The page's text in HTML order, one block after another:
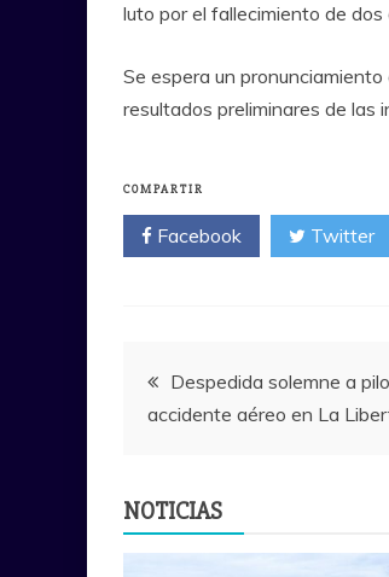
luto por el fallecimiento de dos
Se espera un
resultados preliminares de las
COMPARTIR
Facebook Twitter
Navegación
de
entradas
Despedida solemne a
accidente aéreo en La
NOTICIAS